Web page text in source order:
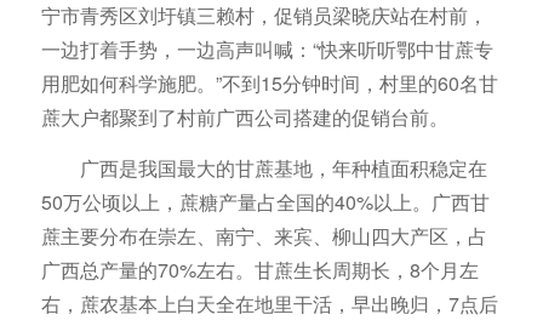
宁市青秀区刘圩镇三赖村，促销员梁晓庆站在村前，
一边打着手势，一边高声叫喊：“快来听听鄂中甘蔗专
用肥如何科学施肥。”不到15分钟时间，村里的60名甘
蔗大户都聚到了村前广西公司搭建的促销台前。
广西是我国最大的甘蔗基地，年种植面积稳定在
50万公顷以上，蔗糖产量占全国的40%以上。广西甘
蔗主要分布在崇左、南宁、来宾、柳山四大产区，占
广西总产量的70%左右。甘蔗生长周期长，8个月左
右，蔗农基本上白天全在地里干活，早出晚归，7点后